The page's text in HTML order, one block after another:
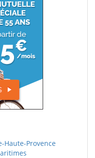
Haute-Provence